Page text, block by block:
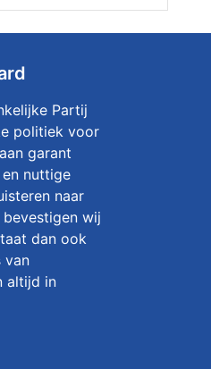
Partij
politiek voor
garant
nuttige
naar
bevestigen wij
dan ook
van
altijd in